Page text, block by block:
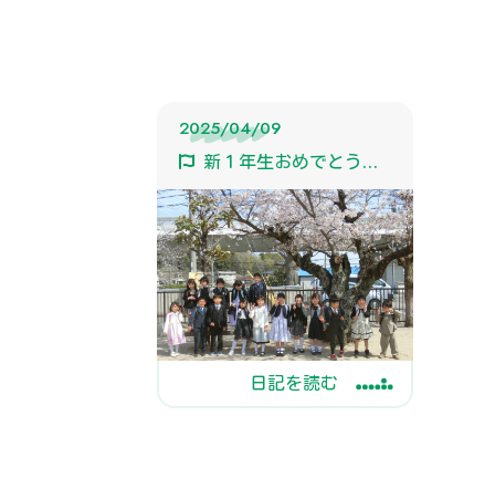
2025/04/09
新１年生おめでとう！！
日記を読む